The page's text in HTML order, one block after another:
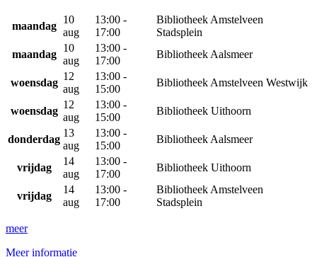
maandag
10
aug
13:00 -
17:00
Bibliotheek Amstelveen
Stadsplein
maandag
10
aug
13:00 -
17:00
Bibliotheek Aalsmeer
woensdag
12
aug
13:00 -
15:00
Bibliotheek Amstelveen Westwijk
woensdag
12
aug
13:00 -
15:00
Bibliotheek Uithoorn
donderdag
13
aug
13:00 -
15:00
Bibliotheek Aalsmeer
vrijdag
14
aug
13:00 -
17:00
Bibliotheek Uithoorn
vrijdag
14
aug
13:00 -
17:00
Bibliotheek Amstelveen
Stadsplein
meer
Meer informatie